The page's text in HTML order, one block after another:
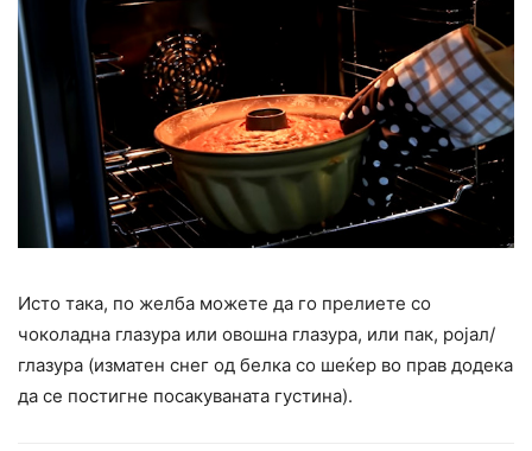
Исто така, по желба можете да го прелиете со
чоколадна глазура или овошна глазура, или пак, ројал/
глазура (изматен снег од белка со шеќер во прав додека
да се постигне посакуваната густина).